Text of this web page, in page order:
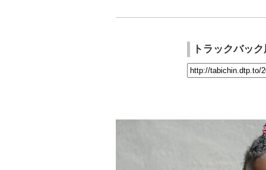
トラックバッ